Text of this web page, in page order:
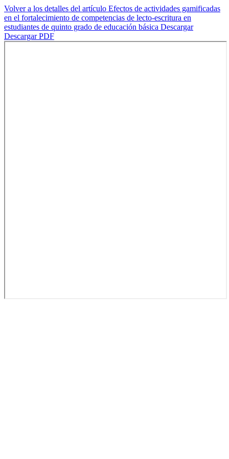
Volver a los detalles del artículo Efectos de actividades gamificadas
en el fortalecimiento de competencias de lecto-escritura en
estudiantes de quinto grado de educación básica Descargar
Descargar PDF